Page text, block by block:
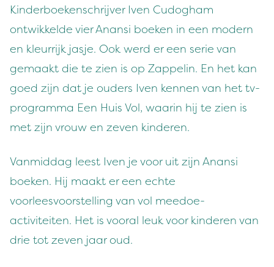
Kinderboekenschrijver Iven Cudogham
ontwikkelde vier Anansi boeken in een modern
en kleurrijk jasje. Ook werd er een serie van
gemaakt die te zien is op Zappelin. En het kan
goed zijn dat je ouders Iven kennen van het tv-
programma Een Huis Vol, waarin hij te zien is
met zijn vrouw en zeven kinderen.
Vanmiddag leest Iven je voor uit zijn Anansi
boeken. Hij maakt er een echte
voorleesvoorstelling van vol meedoe-
activiteiten. Het is vooral leuk voor kinderen van
drie tot zeven jaar oud.